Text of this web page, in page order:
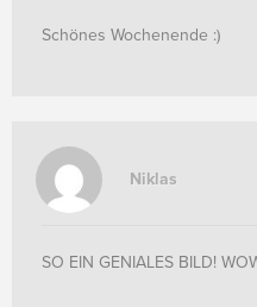
Schönes Wochenende :)
Niklas
SO EIN GENIALES BILD!